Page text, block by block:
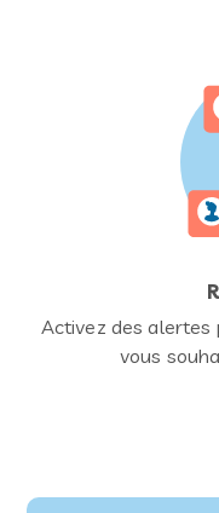
Activez des alertes
vous